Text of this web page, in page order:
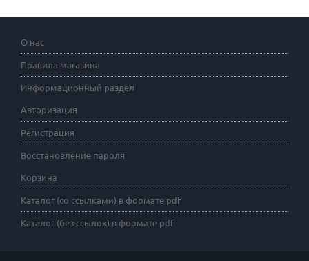
О нас
Правила магазина
Информационный раздел
Авторизация
Регистрация
Восстановление пароля
Корзина
Каталог (со ссылками) в формате pdf
Каталог (без ссылок) в формате pdf